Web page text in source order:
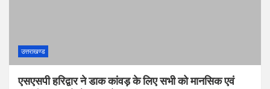
उत्तराखण्ड
एसएसपी हरिद्वार ने डाक कांवड़ के लिए सभी को मानसिक एवं